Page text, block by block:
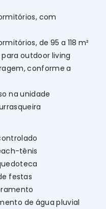
com
de 95 a 118 m²
outdoor living
conforme a
na unidade
tênis
festas
de água pluvial